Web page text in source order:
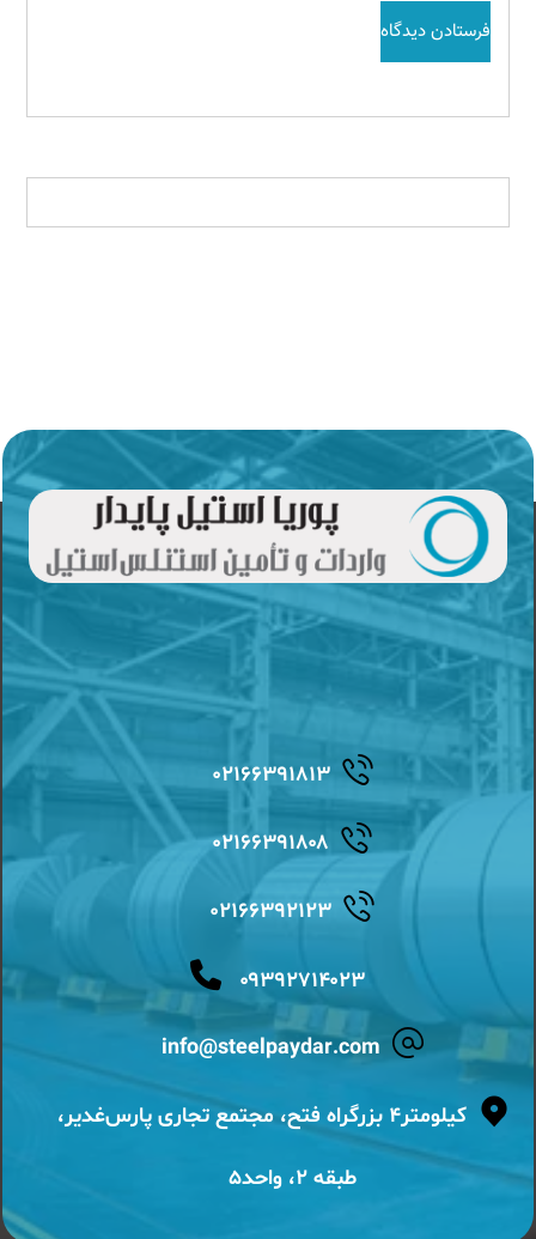
فرستادن دیدگاه
۰۲۱۶۶۳۹۱۸۱۳
۰۲۱۶۶۳۹۱۸۰۸
۰۲۱۶۶۳۹۲۱۲۳
۰۹۳۹۲۷۱۴۰۲۳
info@steelpaydar.com
کیلومتر۴ بزرگراه فتح، مجتمع تجاری پارس‌غدیر،
طبقه ۲، واحد۵